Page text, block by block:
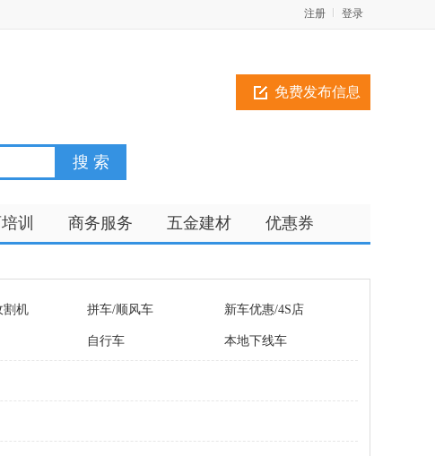
登录
注册
免费发布信息
训 商务服务 五金建材 优惠券
割机 拼车/顺风车 新车优惠/4S店
自行车 本地下线车